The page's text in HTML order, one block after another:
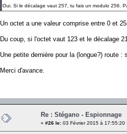
Oui. Si le décalage vaut 257, tu fais un modulo 256.
Un octet a une valeur comprise entre 0 et
Du coup, si l'octet vaut 123 et le décalage
Une petite dernière pour la (longue?) route
Merci d'avance.
Re : Stégano - Espionnage
« #26 le: 03 Février 2015 à 17:55:20